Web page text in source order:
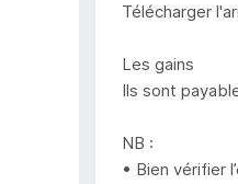
Télécharger
Les gains
Ils sont
NB :
• Bien vérifier